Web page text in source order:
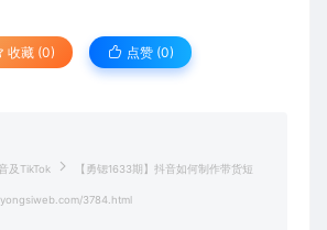
收藏 (0) 点赞 (0)
及TikTok 【勇锶1633期】抖音如何制作带货短
3784.html